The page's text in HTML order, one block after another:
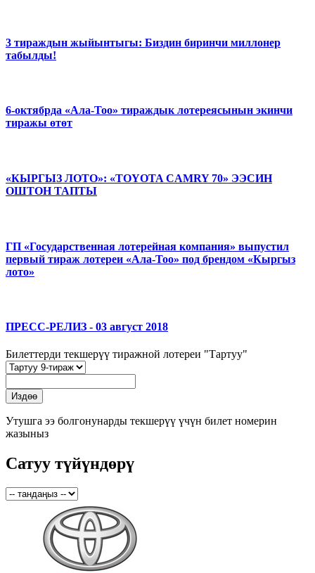
3 тираждын жыйынтыгы: Биздин биринчи миллонер
табылды!
6-октябрда «Ала-Тоо» тираждык лотереясынын экинчи
тиражы өтөт
«КЫРГЫЗ ЛОТО»: «TOYOTA CAMRY 70» ЭЭСИН
ОШТОН ТАПТЫ
ГП «Государственная лотерейная компания» выпустил
первый тираж лотереи «Ала-Тоо» под брендом «Кыргыз
лото»
ПРЕСС-РЕЛИЗ - 03 август 2018
Билеттерди текшерүү тиражной лотереи "Тартуу"
Утушга ээ болгонунарды текшерүү үчүн билет номерин
жазыныз
Сатуу түйүндөрү